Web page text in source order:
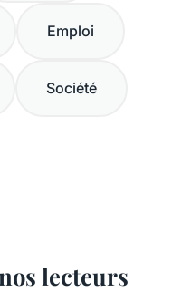
Emploi
Société
lecteurs